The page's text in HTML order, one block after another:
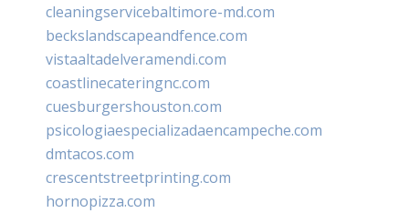
cleaningservicebaltimore-md.com
beckslandscapeandfence.com
vistaaltadelveramendi.com
coastlinecateringnc.com
cuesburgershouston.com
psicologiaespecializadaencampeche.com
dmtacos.com
crescentstreetprinting.com
hornopizza.com